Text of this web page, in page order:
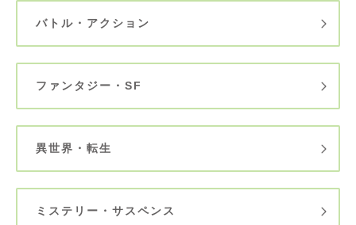
バトル・アクション
ファンタジー・SF
異世界・転生
ミステリー・サスペンス